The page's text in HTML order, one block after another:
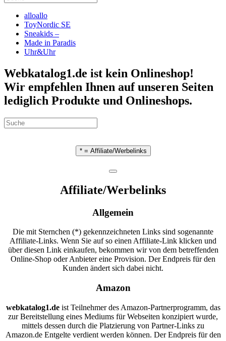
alloallo
ToyNordic SE
Sneakids –
Made in Paradis
Uhr&Uhr
Webkatalog1.de ist kein Onlineshop!
Wir empfehlen Ihnen auf unseren Seiten
lediglich Produkte und Onlineshops.
* = Affiliate/Werbelinks
Affiliate/Werbelinks
Allgemein
Die mit Sternchen (*) gekennzeichneten Links sind sogenannte
Affiliate-Links. Wenn Sie auf so einen Affiliate-Link klicken und
über diesen Link einkaufen, bekommen wir von dem betreffenden
Online-Shop oder Anbieter eine Provision. Der Endpreis für den
Kunden ändert sich dabei nicht.
Amazon
webkatalog1.deist Teilnehmer des Amazon-Partnerprogramm, das
zur Bereitstellung eines Mediums für Webseiten konzipiert wurde,
mittels dessen durch die Platzierung von Partner-Links zu
Amazon.de Entgelte verdient werden können. Der Endpreis für den